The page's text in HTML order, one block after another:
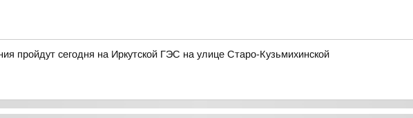
пройдут сегодня на Иркутской ГЭС на улице Старо-Кузьмихинской